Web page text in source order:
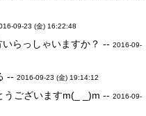
09-23 (金) 16:22:48
いらっしゃいますか？ --2016-09-
--2016-09-23 (金) 19:14:12
うございますm(_ _)m --2016-09-